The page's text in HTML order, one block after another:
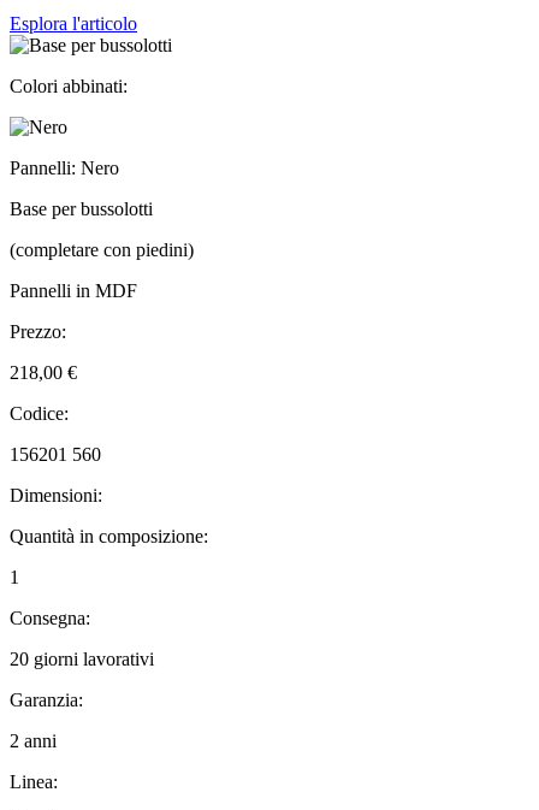
Esplora l'articolo
Colori abbinati:
Pannelli: Nero
Base per bussolotti
(completare con piedini)
Pannelli in MDF
Prezzo:
218,00 €
Codice:
156201 560
Dimensioni:
Quantità in composizione:
1
Consegna:
20 giorni lavorativi
Garanzia:
2 anni
Linea: